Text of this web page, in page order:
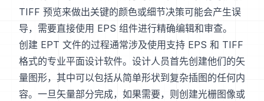
TIFF 预览来做出关键的颜色或细节决策可能会产生误
导，需要直接使用 EPS 组件进行精确编辑和审查。
创建 EPT 文件的过程通常涉及使用支持 EPS 和 TIFF
格式的专业平面设计软件。设计人员首先创建他们的矢
量图形，其中可以包括从简单形状到复杂插图的任何内
容。一旦矢量部分完成，如果需要，则创建光栅图像或